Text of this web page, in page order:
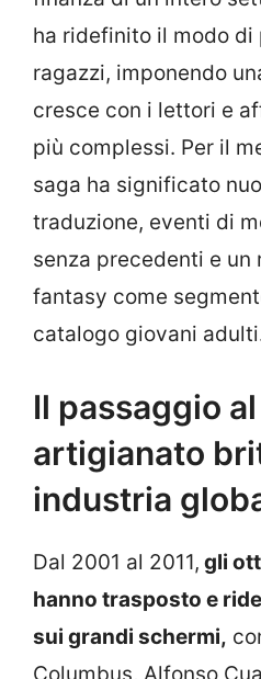
ha ridefinito il modo di
ragazzi, imponendo
cresce con i lettori e
più complessi. Per il
saga ha significato
traduzione, eventi di
senza precedenti e
fantasy come
catalogo giovani
Il passaggio
artigianato
industria
Dal 2001 al 2011, gli
hanno trasposto e
sui grandi schermi,